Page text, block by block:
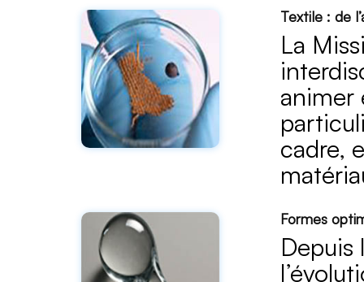
Textile : de
La
animer
cadre,
Formes
Depuis